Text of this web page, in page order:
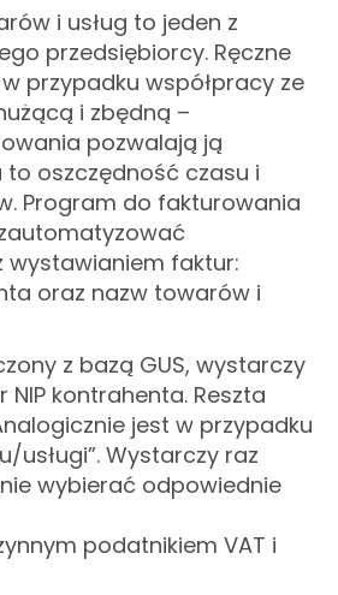
i usług to jeden z
przedsiębiorcy. Ręczne
przypadku współpracy ze
i zbędną –
pozwalają ją
oszczędność czasu i
Program do fakturowania
wystawianiem faktur:
oraz nazw towarów i
z bazą GUS, wystarczy
kontrahenta. Reszta
jest w przypadku
usługi”. Wystarczy raz
wybierać odpowiednie
podatnikiem VAT i